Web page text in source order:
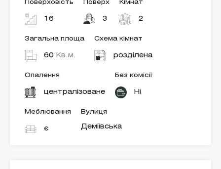
Поверховість
16
Поверх
3
Кімнат
2
Загальна площа
60 Кв.м.
Схема кімнат
розділена
Опалення
централізоване
Без комісії
Ні
Меблювання
є
Вулиця
Деміївська